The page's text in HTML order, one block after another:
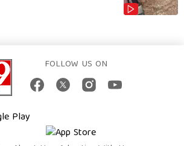
FOLLOW US ON